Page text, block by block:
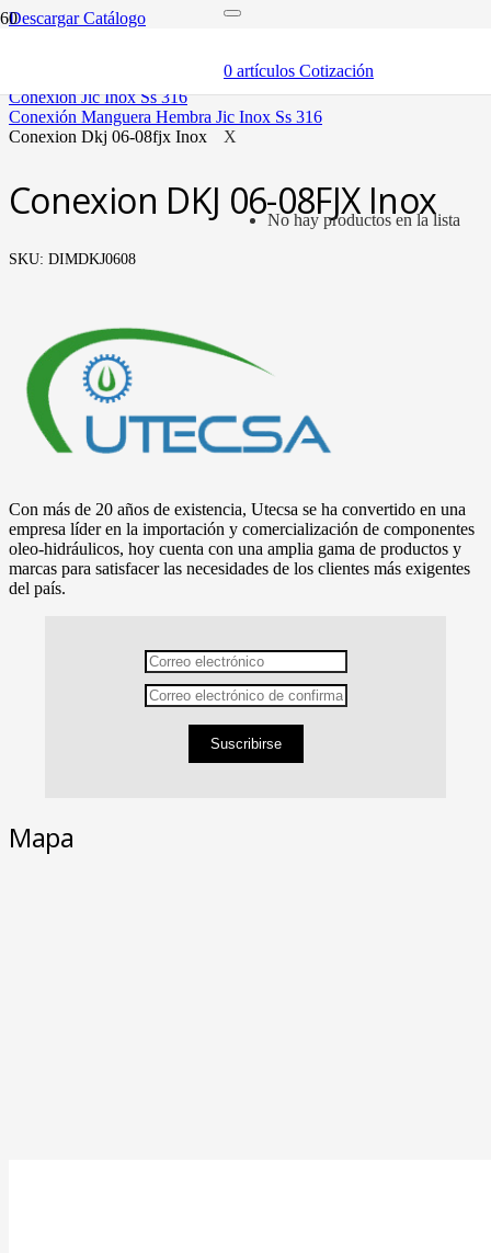
0 artículos Cotización
X
No hay productos en la lista
Descargar Catálogo
mangueras hidráulicas y fittings
conexión jic inox ss 316
conexión manguera hembra jic inox ss 316
conexion dkj 06-08fjx inox
Conexion DKJ 06-08FJX Inox
SKU: DIMDKJ0608
Con más de 20 años de existencia, Utecsa se ha convertido en una
empresa líder en la importación y comercialización de componentes
oleo-hidráulicos, hoy cuenta con una amplia gama de productos y
marcas para satisfacer las necesidades de los clientes más exigentes
del país.
Suscribirse
Mapa